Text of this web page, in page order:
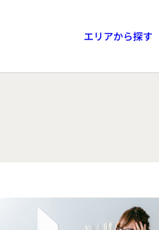
エリアから探す